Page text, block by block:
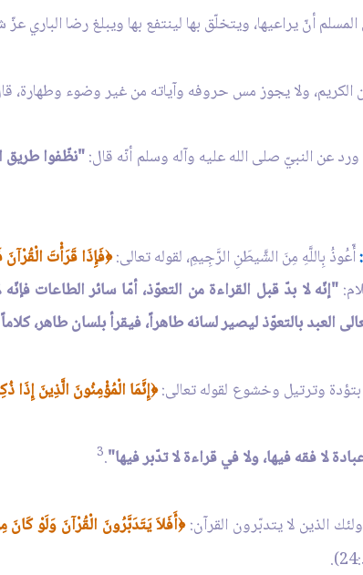
أنّ يراعيها، ويتخلّق بها لينتفع بها ويبلغ رضا الباري
ولا يجوز مس حروفه وآياته من غير وضوء وطهارة،
عن النبيّ صلى الله عليه وآله وسلم أنّه قال:"نظّفوا طريق
أّعُوذُ بِاللَّهِ مِنَ الشَّيطَنِ الرَّجِيمِ، لقوله تعالى:﴿فَإِذَا قَرَأْتَ
"إنّه لا بدّ قبل القراءة من التعوّذ، أمّا سائر الطاعات
العبد بالتعوّذ ليصير لسانه طاهراً، فيقرأ بلسان طاهر،
وترتيل وخشوع لقوله تعالى: ﴿إِنَّمَا الْمُؤْمِنُونَ الَّذِينَ إِذَا
لا فقه فيها، ولا في قراءة لا تدّبر فيها".
3
الذين لا يتدبّرون القرآن: ﴿أَفَلاَ يَتَدَبَّرُونَ الْقُرْآنَ وَلَوْ